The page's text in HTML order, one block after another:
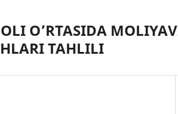
O’RTASIDA
TAHLILI